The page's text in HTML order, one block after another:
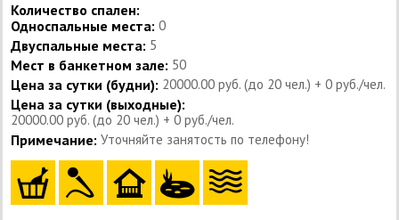
Количество спален:
Односпальные места: 0
Двуспальные места: 5
Мест в банкетном зале: 50
Цена за сутки (будни): 20000.00 руб. (до 20 чел.) + 0 руб./чел.
Цена за сутки (выходные):
20000.00 руб. (до 20 чел.) + 0 руб./чел.
Примечание: Уточняйте занятость по телефону!